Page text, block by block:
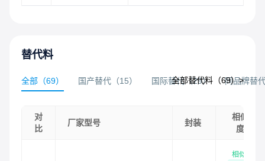
替代料
全部 （69） 国产替代 （15） 国际替代（29） 同品牌替
全部替代料（69）>
对
比
厂家型号 封装
相似
度
相似